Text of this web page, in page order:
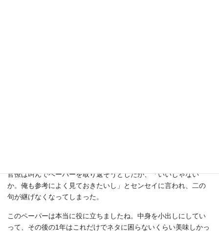
官僚は叫んでペーパーを取り返そうとしたが、「いいじゃない
か。俺も参考によく見ておきたいし」とセンセイに言われ、二の
句が継げなくなってしまった。
このペーパーは本当に役に立ちましたね。中身を小出しにしてい
って、その後の1年はこれだけでネタに困らないくらい美味しかっ